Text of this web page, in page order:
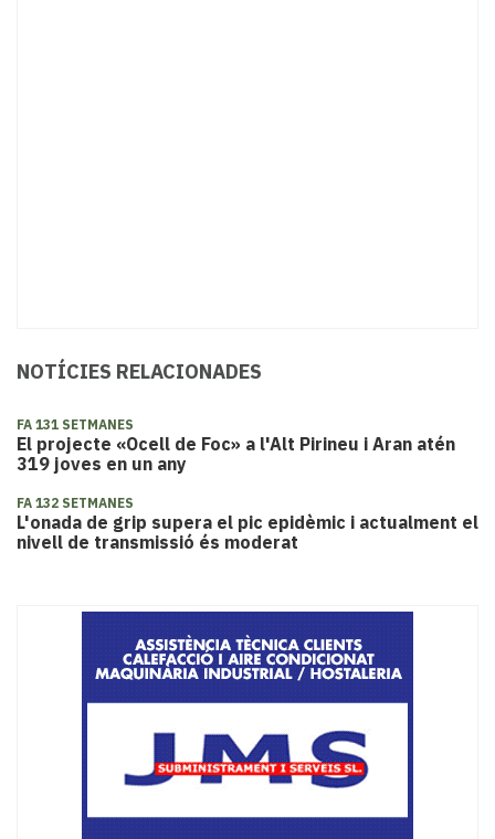
NOTÍCIES RELACIONADES
FA 131 SETMANES
El projecte «Ocell de Foc» a l'Alt Pirineu i Aran atén
319 joves en un any
FA 132 SETMANES
L'onada de grip supera el pic epidèmic i actualment el
nivell de transmissió és moderat